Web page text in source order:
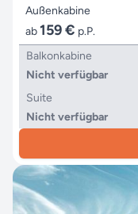
Außenkabine
ab159 € p.P.
Balkonkabine
Nicht verfügbar
Suite
Nicht verfügbar